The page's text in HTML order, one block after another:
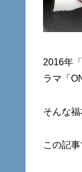
2016年
ラマ「
そんな
この記事